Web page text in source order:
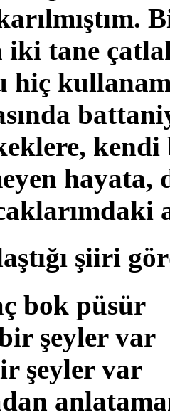
tane
hiç
hayata,
şiiri
bok püsür
şeyler var
şeyler var